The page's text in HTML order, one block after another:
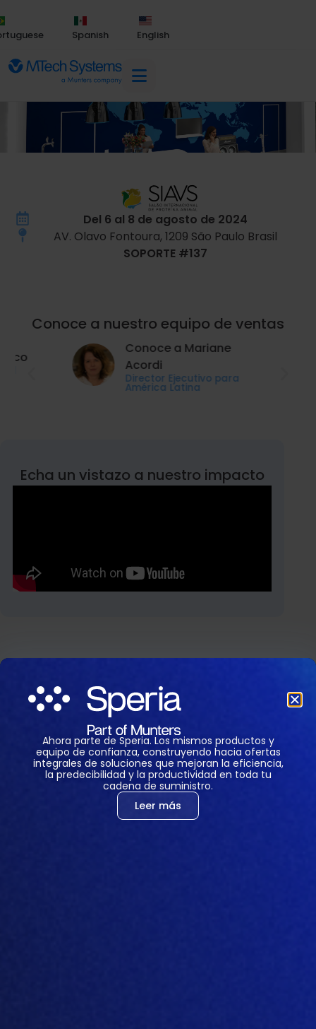
Spanish English
Del 6 al 8 de agosto de 2024
AV. Olavo Fontoura, 1209 São Paulo Brasil
SOPORTE #137
Conoce a nuestro equipo de ventas
Conoce a Mariane
Acordi
Director Ejecutivo para
América Latina
Echa un vistazo a nuestro impacto
más inteligente
Ahora parte de Speria. Los mismos productos y
equipo de confianza, construyendo hacia ofertas
integrales de soluciones que mejoran la eficiencia,
la predecibilidad y la productividad en toda tu
cadena de suministro.
Leer más